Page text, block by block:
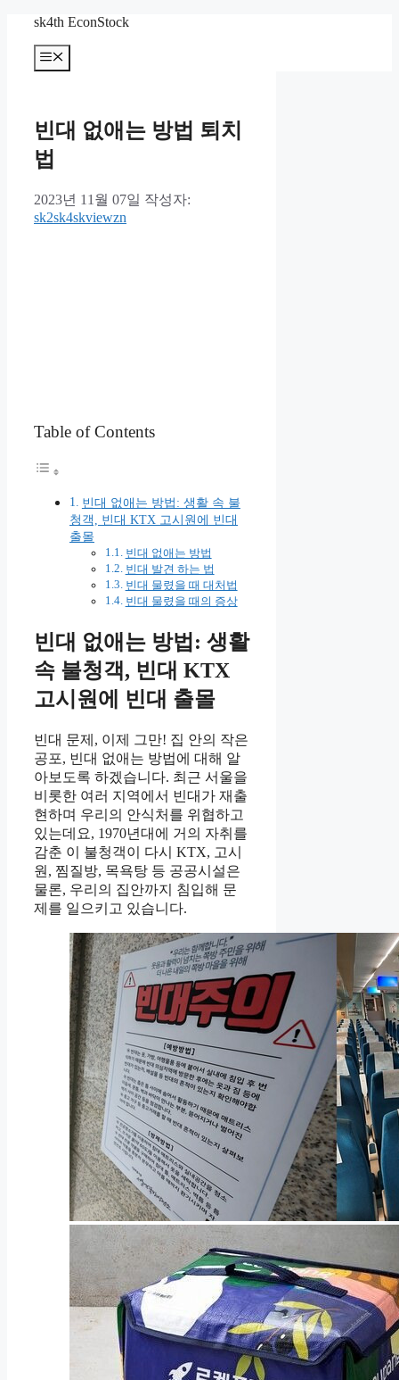
sk4th EconStock
메
뉴
빈대 없애는 방법 퇴치
법
2023년 11월 07일 작성자:
sk2sk4skviewzn
Table of Contents
빈대 없애는 방법: 생활 속 불
청객, 빈대 KTX 고시원에 빈대
출몰
빈대 없애는 방법
빈대 발견 하는 법
빈대 물렸을 때 대처법
빈대 물렸을 때의 증상
빈대 없애는 방법: 생활
속 불청객, 빈대 KTX
고시원에 빈대 출몰
빈대 문제, 이제 그만! 집 안의 작은
공포, 빈대 없애는 방법에 대해 알
아보도록 하겠습니다. 최근 서울을
비롯한 여러 지역에서 빈대가 재출
현하며 우리의 안식처를 위협하고
있는데요, 1970년대에 거의 자취를
감춘 이 불청객이 다시 KTX, 고시
원, 찜질방, 목욕탕 등 공공시설은
물론, 우리의 집안까지 침입해 문
제를 일으키고 있습니다.